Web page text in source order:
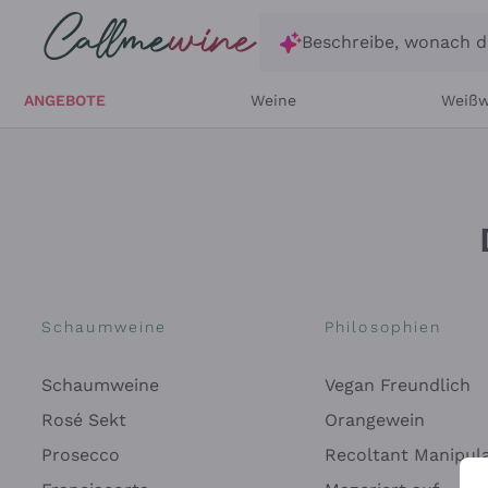
Zum Hauptinhalt springen
Beschreibe, wonach
ANGEBOTE Weine
Schaumweine
Schaumweine
Rosé Sekt
Prosecco
Philosophien
Vegan Freundlich
Orangewein
Recoltant